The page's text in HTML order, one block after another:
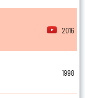
2016
1998